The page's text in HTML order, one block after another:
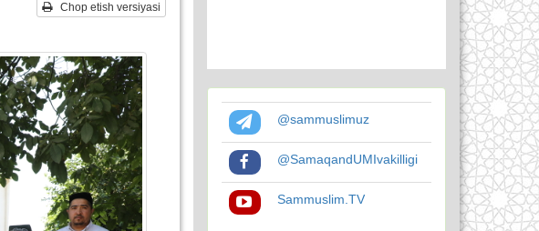
Chop etish versiyasi
@sammuslimuz
@SamaqandUMIvakilligi
Sammuslim.TV